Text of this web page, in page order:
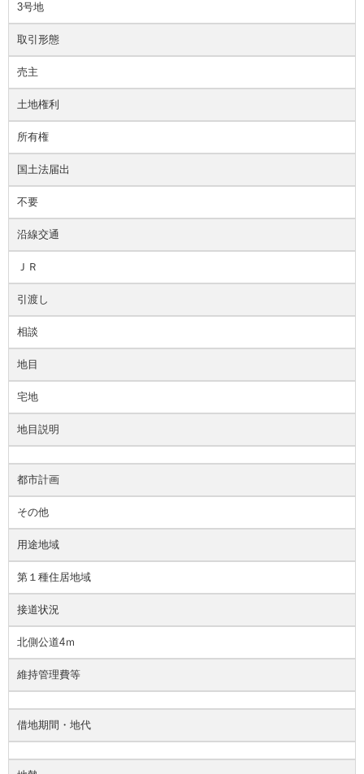
3号地
取引形態
売主
土地権利
所有権
国土法届出
不要
沿線交通
ＪＲ
引渡し
相談
地目
宅地
地目説明
都市計画
その他
用途地域
第１種住居地域
接道状況
北側公道4ｍ
維持管理費等
借地期間・地代